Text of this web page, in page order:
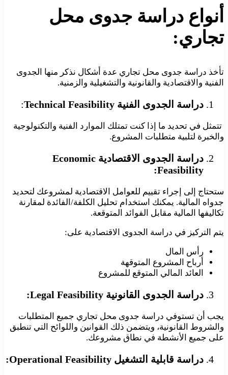
أنواع دراسة جدوى محل
تجاري:
تأخذ دراسة جدوى محل تجاري عدة أشكال نذكر منها الجدوى
الفنية والاقتصادية والقانونية والتشغيلية والزمنية.
دراسة الجدوى الفنية Technical Feasibility
:
تتمثل في تحديد ما إذا كنت تمتلك الموارد الفنية والتكنولوجية
والخبرة لتلبية متطلبات المشروع.
دراسة الجدوى الاقتصادية Economic
Feasibility:
ستحتاج إلى إجراء تقييم للعوامل الاقتصادية لمشروعك لتحديد
جدواه المالية. يمكنك استخدام تحليل الكلفة/الفائدة لمقارنة
تكاليفها المالية مقابل الفوائد المتوقعة.
يتم التركيز في دراسة الجدوى الاقتصادية على:
رأس المال
أرباح المشروع المتوقهة
العائد المالي المتوقع للمشروع
دراسة الجدوى القانونية Legal Feasibility:
يجب أن تستوفي دراسة جدوى محل تجاري جميع المتطلبات
والشروط القانونية، ويتضمن ذلك القوانين واللوائح التي تنطبق
على جميع الأنشطة في نطاق مشروعك.
دراسة قابلية التشغيل Operational Feasibility
: